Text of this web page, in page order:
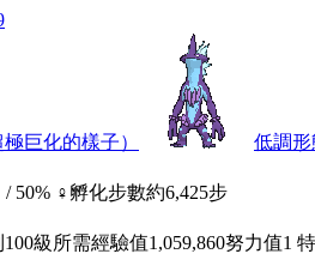
巨化的樣子） 低調
/ 50% ♀ 孵化步數約6,425步
100級所需經驗值1,059,860努力值1